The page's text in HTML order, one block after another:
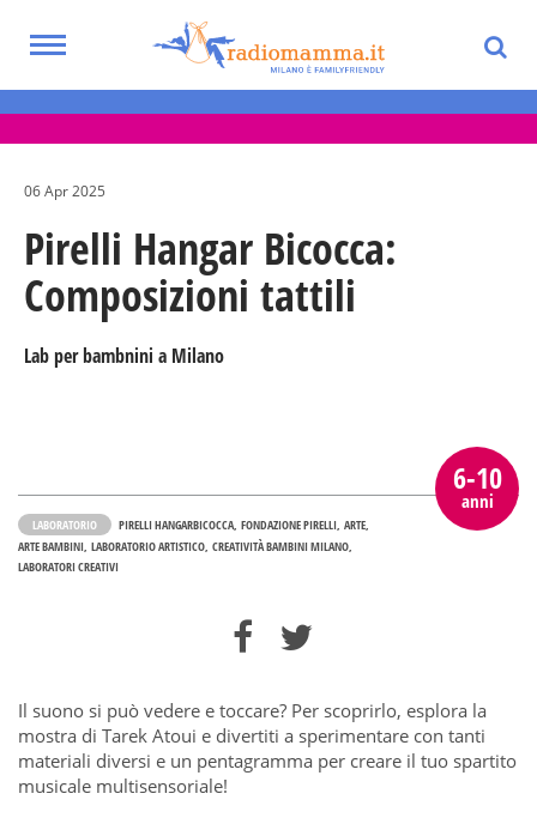
main
Toggle
Eventi per bambini, ragazzi e adolescenti
nella Città Metropolitana di Milano
06 Apr 2025
Pirelli Hangar Bicocca:
Composizioni tattili
Lab per bambnini a Milano
6-10
anni
LABORATORIO PIRELLI HANGARBICOCCA FONDAZIONE PIRELLI ARTE
ARTE BAMBINI LABORATORIO ARTISTICO CREATIVITÀ BAMBINI MILANO
LABORATORI CREATIVI
Il suono si può vedere e toccare? Per scoprirlo, esplora la
mostra di Tarek Atoui e divertiti a sperimentare con tanti
materiali diversi e un pentagramma per creare il tuo spartito
musicale multisensoriale!